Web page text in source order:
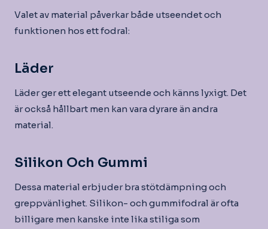
Valet av material påverkar både utseendet och
funktionen hos ett fodral:
Läder
Läder ger ett elegant utseende och känns lyxigt. Det
är också hållbart men kan vara dyrare än andra
material.
Silikon Och Gummi
Dessa material erbjuder bra stötdämpning och
greppvänlighet. Silikon- och gummifodral är ofta
billigare men kanske inte lika stiliga som